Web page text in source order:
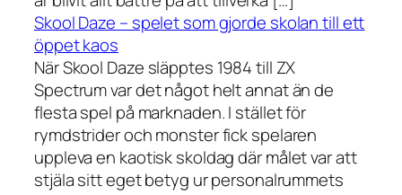
Skool Daze – spelet som gjorde skolan till ett
öppet kaos
När Skool Daze släpptes 1984 till ZX
Spectrum var det något helt annat än de
flesta spel på marknaden. I stället för
rymdstrider och monster fick spelaren
uppleva en kaotisk skoldag där målet var att
stjäla sitt eget betyg ur personalrummets